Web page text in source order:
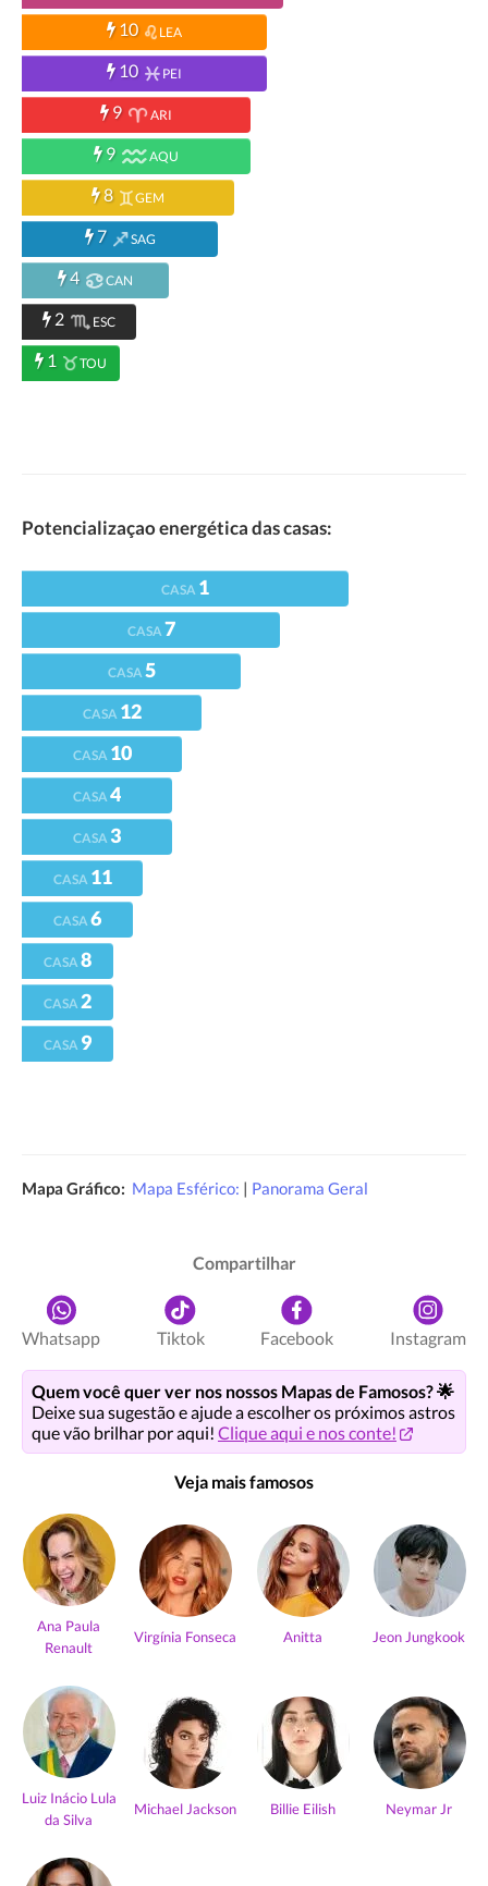
10 LEA
10 PEI
9 ARI
9 AQU
8 GEM
7 SAG
4 CAN
2 ESC
1 TOU
Potencializaçao energética das casas:
CASA 1
CASA7
CASA5
CASA 12
CASA 10
CASA4
CASA 3
CASA 11
CASA6
CASA8
CASA2
CASA 9
Mapa Gráfico: Mapa Esférico: | Panorama Geral
Compartilhar
Whatsapp Tiktok Facebook Instagram
Quem você quer ver nos nossos Mapas de Famosos? 🌟
Deixe sua sugestão e ajude a escolher os próximos astros
que vão brilhar por aqui! Clique aqui e nos conte!
Veja mais famosos
Ana Paula
Renault
Virgínia Fonseca Anitta Jeon Jungkook
Luiz Inácio Lula
da Silva
Michael Jackson Billie Eilish Neymar Jr